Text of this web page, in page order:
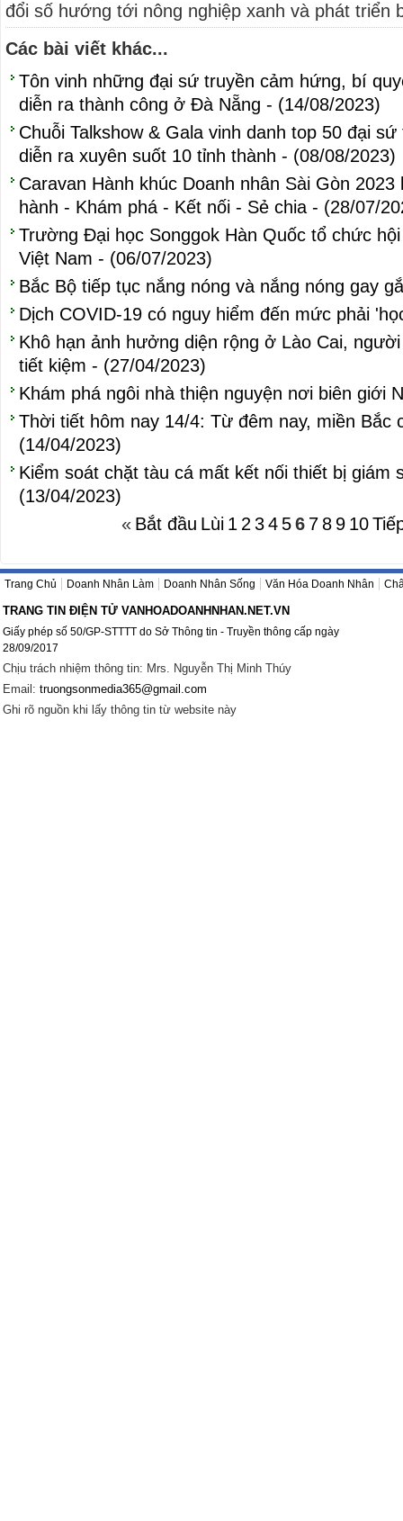
đổi số hướng tới nông nghiệp xanh và phát triển
Các bài viết khác...
Tôn vinh những đại sứ truyền cảm hứng, bí
diễn ra thành công ở Đà Nẵng - (14/08/2023)
Chuỗi Talkshow & Gala vinh danh top 50 đại
diễn ra xuyên suốt 10 tỉnh thành - (08/08/2023)
Caravan Hành khúc Doanh nhân Sài Gòn
hành - Khám phá - Kết nối - Sẻ chia - (28/07/
Trường Đại học Songgok Hàn Quốc tổ chức
Việt Nam - (06/07/2023)
Bắc Bộ tiếp tục nắng nóng và nắng nóng gay
Dịch COVID-19 có nguy hiểm đến mức phải
Khô hạn ảnh hưởng diện rộng ở Lào Cai,
tiết kiệm - (27/04/2023)
Khám phá ngôi nhà thiện nguyện nơi biên giới
Thời tiết hôm nay 14/4: Từ đêm nay, miền Bắc
(14/04/2023)
Kiểm soát chặt tàu cá mất kết nối thiết bị giám
(13/04/2023)
« Bắt đầu Lùi 1 2 34 56 7 8 9 10
Trang Chủ Doanh Nhân Làm Doanh Nhân Sống Văn Hóa Doanh Nhân
TRANG TIN ĐIỆN TỬ VANHOADOANHNHAN.NET.VN
Giấy phép số 50/GP-STTTT do Sở Thông tin - Truyền thông cấp ngày
28/09/2017
Chịu trách nhiệm thông tin: Mrs. Nguyễn Thị Minh Thúy
Email: truongsonmedia365@gmail.com
Ghi rõ nguồn khi lấy thông tin từ website này